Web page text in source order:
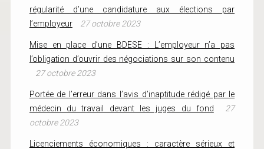
régularité d’une candidature aux élections par
l’employeur
27 octobre 2023
Mise en place d’une BDESE : L’employeur n’a pas
l’obligation d’ouvrir des négociations sur son contenu
27 octobre 2023
Portée de l’erreur dans l’avis d’inaptitude rédigé par le
médecin du travail devant les juges du fond
27
octobre 2023
Licenciements économiques : caractère sérieux et